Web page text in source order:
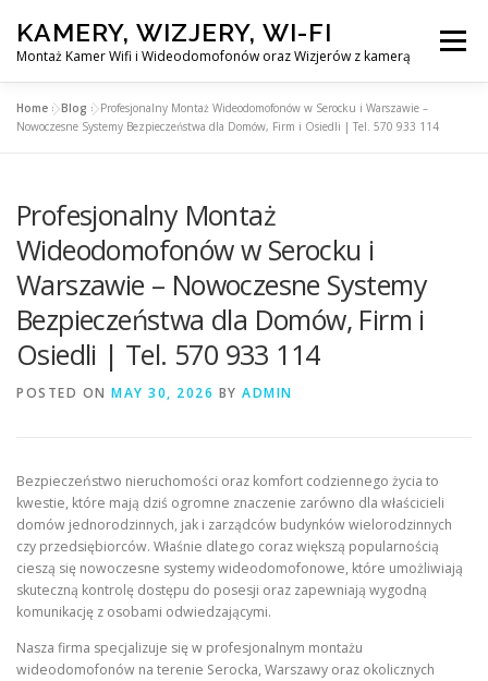
content
KAMERY, WIZJERY, WI-FI
Montaż Kamer Wifi i Wideodomofonów oraz Wizjerów z kamerą
Menu
GŁÓWNA MONTAŻ KAMER WIFI W WARSZAWA
MONTAŻ WIDEDOMOFONÓW
MONTAŻU WIZJERÓW Z KAMERĄ BLOG
KONTAKT
EN
Home »Blog »Profesjonalny Montaż Wideodomofonów w Serocku i Warszawie –
Nowoczesne Systemy Bezpieczeństwa dla Domów, Firm i Osiedli | Tel. 570 933 114
Profesjonalny Montaż
Wideodomofonów w Serocku i
Warszawie – Nowoczesne Systemy
Bezpieczeństwa dla Domów, Firm i
Osiedli | Tel. 570 933 114
POSTED ON MAY 30, 2026 BY ADMIN
Bezpieczeństwo nieruchomości oraz komfort codziennego życia to
kwestie, które mają dziś ogromne znaczenie zarówno dla właścicieli
domów jednorodzinnych, jak i zarządców budynków wielorodzinnych
czy przedsiębiorców. Właśnie dlatego coraz większą popularnością
cieszą się nowoczesne systemy wideodomofonowe, które umożliwiają
skuteczną kontrolę dostępu do posesji oraz zapewniają wygodną
komunikację z osobami odwiedzającymi.
Nasza firma specjalizuje się w profesjonalnym montażu
wideodomofonów na terenie Serocka, Warszawy oraz okolicznych